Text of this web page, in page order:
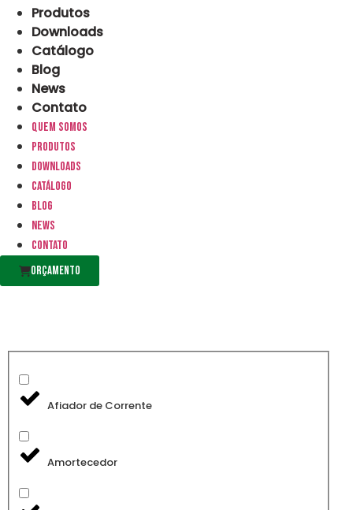
Produtos
Downloads
Catálogo
Blog
News
Contato
Quem somos
Produtos
Downloads
Catálogo
Blog
News
Contato
Orçamento
Afiador de Corrente
Amortecedor